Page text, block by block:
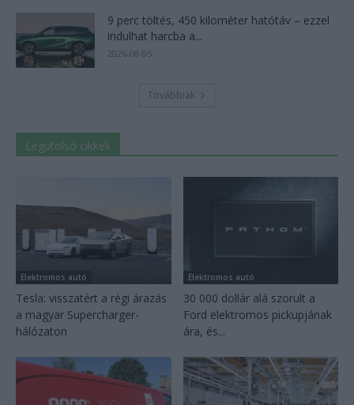
9 perc töltés, 450 kilométer hatótáv – ezzel
indulhat harcba a...
2026-08-05
Továbbiak
Legutolsó cikkek
Elektromos autó
Tesla: visszatért a régi árazás
a magyar Supercharger-
hálózaton
Elektromos autó
30 000 dollár alá szorult a
Ford elektromos pickupjának
ára, és...